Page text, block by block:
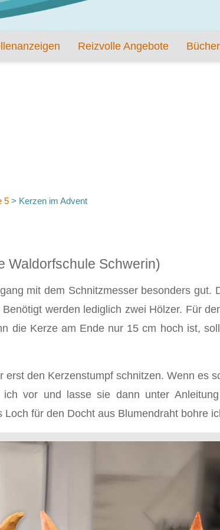
Reizvolle Angebote Bücher
5 > Kerzen im Advent
Waldorfschule Schwerin)
mit dem Schnitzmesser besonders gut.
werden lediglich zwei Hölzer. Für
die Kerze am Ende nur 15 cm hoch ist,
den Kerzenstumpf schnitzen. Wenn es
vor und lasse sie dann unter
für den Docht aus Blumendraht bohre